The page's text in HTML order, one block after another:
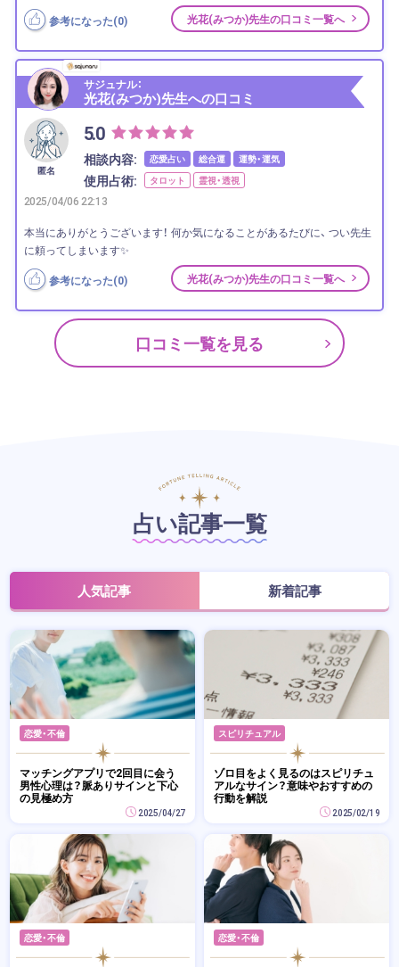
参考になった(0) 光花(みつか)先生の口コミ一覧へ
サジュナル：
光花(みつか)先生への口コミ
匿名
5.0
相談内容: 恋愛占い 総合運 運勢・運気
使用占術: タロット 霊視・透視
2025/04/06 22:13
本当にありがとうございます！ 何か気になることがあるたびに、 つい先生
に頼ってしまいます✨
参考になった(0) 光花(みつか)先生の口コミ一覧へ
口コミ一覧を見る
占い記事一覧
人気記事 新着記事
恋愛・不倫
マッチングアプリで2回目に会う
男性心理は？脈ありサインと下心
の見極め方
2025/04/27
スピリチュアル
ゾロ目をよく見るのはスピリチュ
アルなサイン？意味やおすすめの
行動を解説
2025/02/19
恋愛・不倫 恋愛・不倫